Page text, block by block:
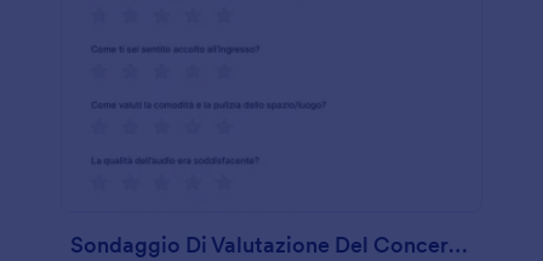
Sondaggio Di Valutazione Del Concerto🎶🎤